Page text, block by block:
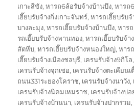
เกาะสีชัง,หารถ6ล้อรับจ้างบ้านบึง,หารถ
เฮี๊ยบรับจ้างกิ่งเกาะจันทร์,หารถเฮี๊ยบรับ
บางละมุง,หารถเฮี๊ยบรับจ้างบ้านบึง,หาร
รถเฮี๊ยบรับจ้างพานทอง,หารถเฮี๊ยบรับจ้า
สัตหีบ,หารถเฮี๊ยบรับจ้างหนองใหญ่,หาร
เฮี๊ยบรับจ้างเมืองชลบุรี, เครนรับจ้าง9กิโล,
เครนรับจ้างจุกเชอ, เครนรับจ้างตะเคียนเ
ถนน331ระยองโคราช, เครนรับจ้างนาวัง,
เครนรับจ้างนิคมเหมราช, เครนรับจ้างบ่อ
เครนรับจ้างบ้านนา, เครนรับจ้างปากร่วม,